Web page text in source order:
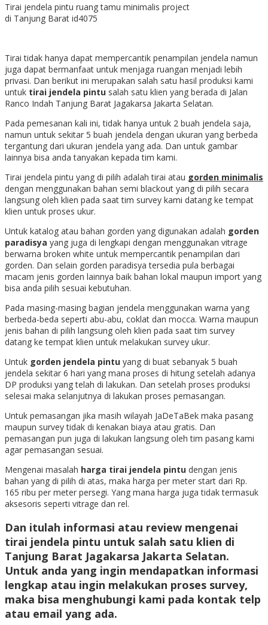
Tirai jendela pintu ruang tamu minimalis project
di Tanjung Barat id4075
Tirai tidak hanya dapat mempercantik penampilan jendela namun
juga dapat bermanfaat untuk menjaga ruangan menjadi lebih
privasi. Dan berikut ini merupakan salah satu hasil produksi kami
untuk tirai jendela pintu salah satu klien yang berada di Jalan
Ranco Indah Tanjung Barat Jagakarsa Jakarta Selatan.
Pada pemesanan kali ini, tidak hanya untuk 2 buah jendela saja,
namun untuk sekitar 5 buah jendela dengan ukuran yang berbeda
tergantung dari ukuran jendela yang ada. Dan untuk gambar
lainnya bisa anda tanyakan kepada tim kami.
Tirai jendela pintu yang di pilih adalah tirai atau gorden minimalis
dengan menggunakan bahan semi blackout yang di pilih secara
langsung oleh klien pada saat tim survey kami datang ke tempat
klien untuk proses ukur.
Untuk katalog atau bahan gorden yang digunakan adalah gorden
paradisya yang juga di lengkapi dengan menggunakan vitrage
berwarna broken white untuk mempercantik penampilan dari
gorden. Dan selain gorden paradisya tersedia pula berbagai
macam jenis gorden lainnya baik bahan lokal maupun import yang
bisa anda pilih sesuai kebutuhan.
Pada masing-masing bagian jendela menggunakan warna yang
berbeda-beda seperti abu-abu, coklat dan mocca. Warna maupun
jenis bahan di pilih langsung oleh klien pada saat tim survey
datang ke tempat klien untuk melakukan survey ukur.
Untuk gorden jendela pintu yang di buat sebanyak 5 buah
jendela sekitar 6 hari yang mana proses di hitung setelah adanya
DP produksi yang telah di lakukan. Dan setelah proses produksi
selesai maka selanjutnya di lakukan proses pemasangan.
Untuk pemasangan jika masih wilayah JaDeTaBek maka pasang
maupun survey tidak di kenakan biaya atau gratis. Dan
pemasangan pun juga di lakukan langsung oleh tim pasang kami
agar pemasangan sesuai.
Mengenai masalah harga tirai jendela pintu dengan jenis
bahan yang di pilih di atas, maka harga per meter start dari Rp.
165 ribu per meter persegi. Yang mana harga juga tidak termasuk
aksesoris seperti vitrage dan rel.
Dan itulah informasi atau review mengenai
tirai jendela pintu untuk salah satu klien di
Tanjung Barat Jagakarsa Jakarta Selatan.
Untuk anda yang ingin mendapatkan informasi
lengkap atau ingin melakukan proses survey,
maka bisa menghubungi kami pada kontak telp
atau email yang ada.